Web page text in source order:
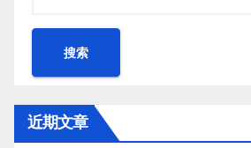
搜索
近期文章